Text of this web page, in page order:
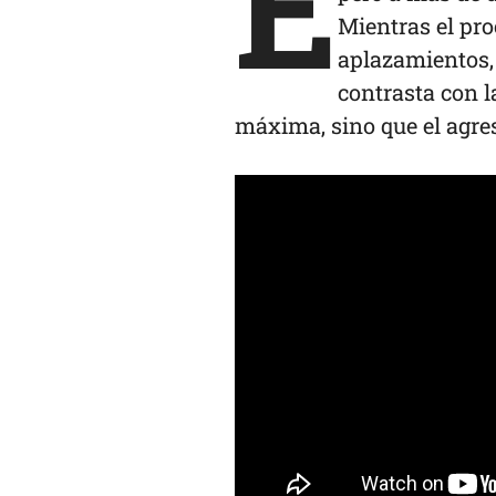
Mientras el
contrasta con
máxima, sino que el